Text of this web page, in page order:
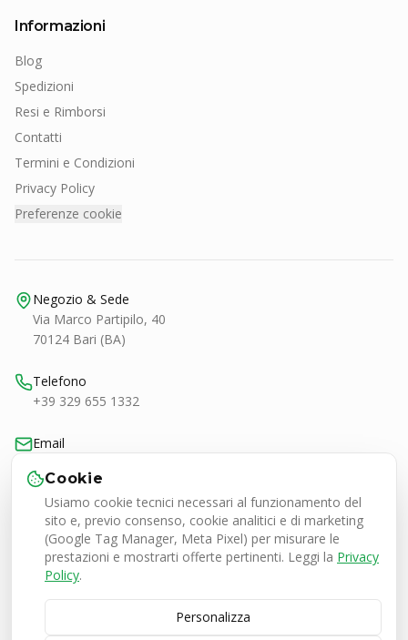
Informazioni
Blog
Spedizioni
Resi e Rimborsi
Contatti
Termini e Condizioni
Privacy Policy
Preferenze cookie
Negozio & Sede
Via Marco Partipilo, 40
70124 Bari (BA)
Telefono
+39 329 655 1332
Email
Orari
Lun-Ven 9:00-20:30
Sab 9:00-13:00 / 16:30-20:30
Smash Tennis Specialist Srl
Cookie
Usiamo cookie tecnici necessari al funzionamento del
sito e, previo consenso, cookie analitici e di marketing
(Google Tag Manager, Meta Pixel) per misurare le
prestazioni e mostrarti offerte pertinenti. Leggi la Privacy
Policy.
Personalizza